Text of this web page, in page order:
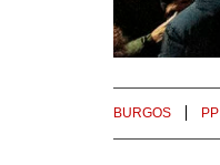
BURGOS PP